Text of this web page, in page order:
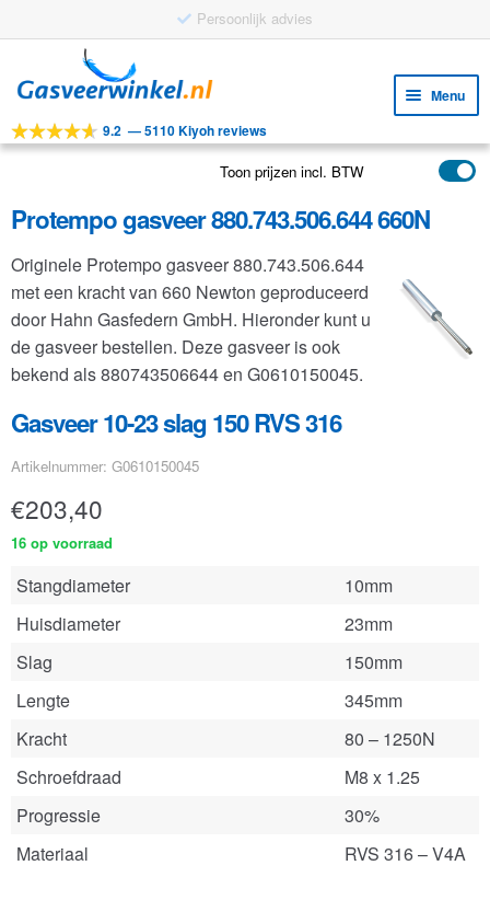
Persoonlijk advies
door
navigatie
naar
inhoud
Menu
Tools
Toepassingen
Klantenservice
FAQ
9.2 —5110 Kiyoh reviews
Toon prijzen incl. BTW
Protempo gasveer 880.743.506.644 660N
Originele Protempo gasveer 880.743.506.644
met een kracht van 660 Newton geproduceerd
door Hahn Gasfedern GmbH. Hieronder kunt u
de gasveer bestellen. Deze gasveer is ook
bekend als 880743506644 en G0610150045.
Gasveer 10-23 slag 150 RVS 316
Artikelnummer: G0610150045
€203,40
16 op voorraad
Stangdiameter
10mm
Huisdiameter
23mm
Slag
150mm
Lengte
345mm
Kracht
80 – 1250N
Schroefdraad
M8 x 1.25
Progressie
30%
Materiaal
RVS 316 – V4A